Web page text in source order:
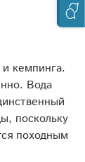
кемпинга.
Вода
поскольку
походным